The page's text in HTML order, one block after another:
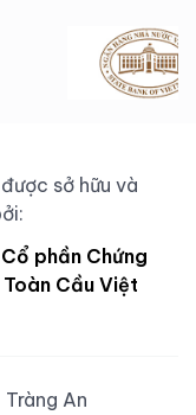
sở hữu và
phần Chứng
Cầu Việt
An